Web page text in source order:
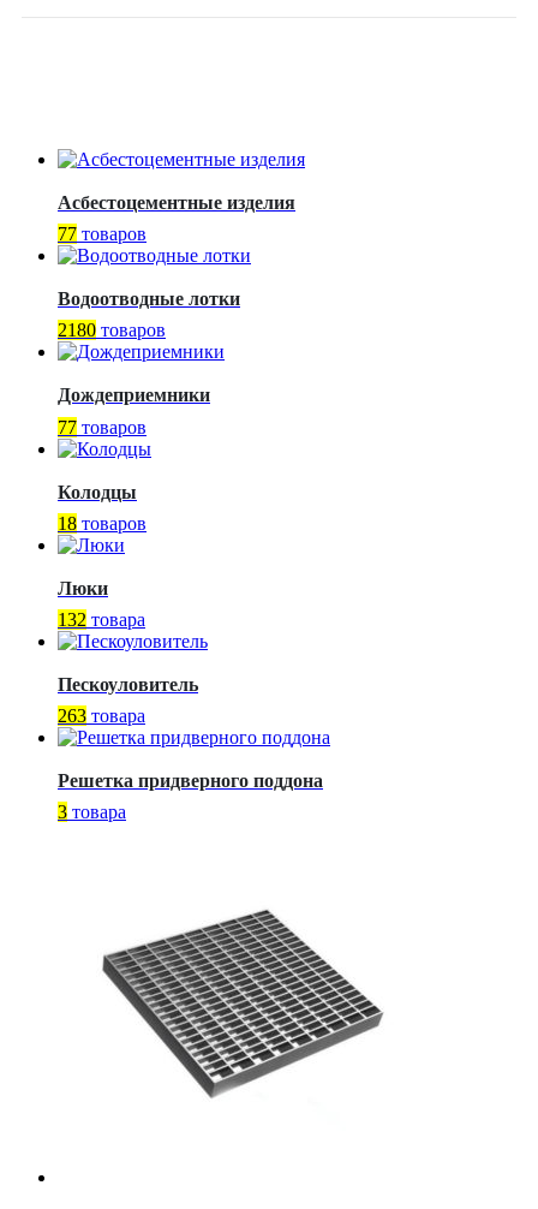
Асбестоцементные изделия
77 товаров
Водоотводные лотки
2180 товаров
Дождеприемники
77 товаров
Колодцы
18 товаров
Люки
132 товара
Пескоуловитель
263 товара
Решетка придверного поддона
3 товара